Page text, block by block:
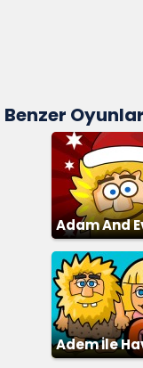
Benzer Oyunlar
Adam And
Snow
Adem İle